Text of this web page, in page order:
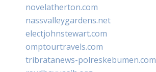
novelatherton.com
nassvalleygardens.net
electjohnstewart.com
omptourtravels.com
tribratanews-polreskebumen.com